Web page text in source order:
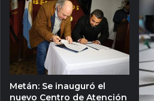
Metán: Se inauguró el
nuevo Centro de Atención